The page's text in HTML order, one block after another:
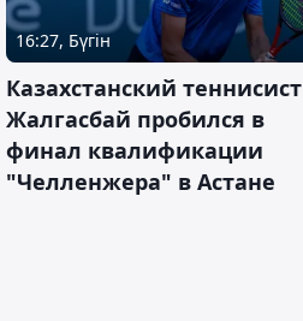
16:27, Бүгін
Казахстанский теннисист
Жалгасбай пробился в
финал квалификации
"Челленжера" в Астане